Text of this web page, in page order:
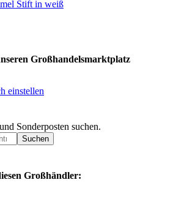
Stift in weiß
Großhandelsmarktplatz
einstellen
Sonderposten suchen.
Suchen
Großhändler: